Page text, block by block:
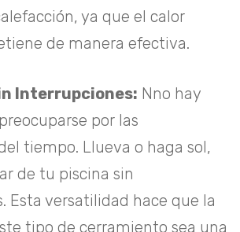
ya que el calor
de manera efectiva.
Interrupciones: Nno hay
por las
tiempo. Llueva o haga sol,
de tu piscina sin
Esta versatilidad hace que la
tipo de cerramiento sea una